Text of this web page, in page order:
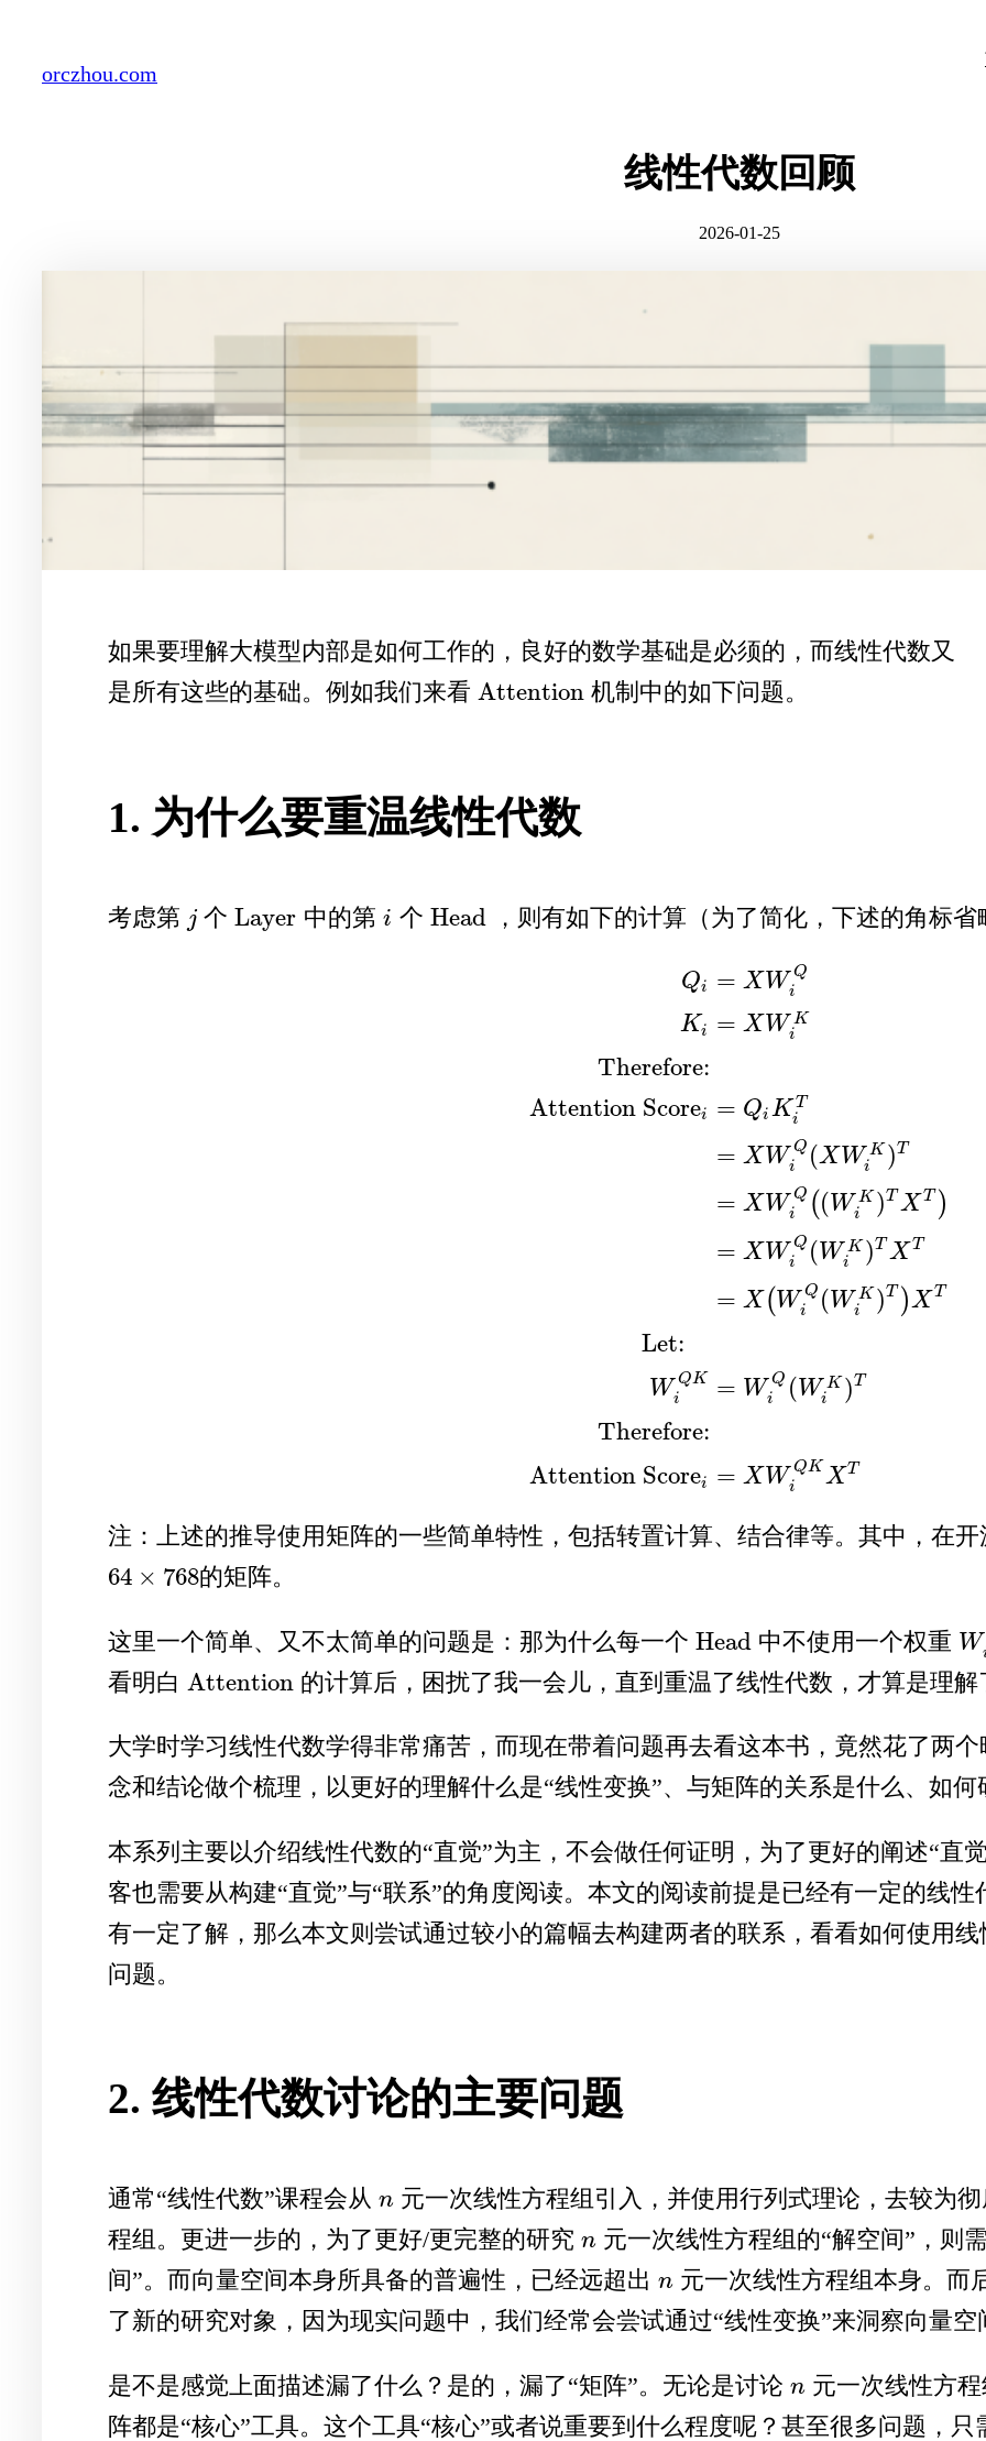
orczhou.com
线性代数回顾
2026-01-25
如果要理解大模型内部是如何工作的，良好的数学基础是必须的，而线性代数又
是所有这些的基础。例如我们来看 Attention
Attention 机制中的如下问题。
1. 为什么要重温线性代数
考虑第 j
j 个Layer
Layer 中的第i
i 个 Head
Head ，则有如下的计算（为了简化，下述的角标省
Qi
Ki
Therefore:
Attention Scorei
Let:
W QK
i
Therefore:
Attention Scorei
= X W Q
i
= X W K
i
= QiK T
i
= X W Q
i
(X W K
i
)T
= X W Q
i
((W K
i
)T X T )
= X W Q
i
(W K
i
)T X T
= X( W Q
i
(W K
i
)T )X T
= W Q
i
(W K
i
)T
= X W QK
i
X T
Therefore: Attention Score
注：上述的推导使用矩阵的一些简单特性，包括转置计算、结合律等。其中，在开
64 × 768
64 ×768 的矩阵。
这里一个简单、又不太简单的问题是：那为什么每一个 Head
Head 中不使用一个权重 W
Wi
看明白 Attention
Attention 的计算后，困扰了我一会儿，直到重温了线性代数，才算是理解
大学时学习线性代数学得非常痛苦，而现在带着问题再去看这本书，竟然花了两
念和结论做个梳理，以更好的理解什么是“线性变换”、与矩阵的关系是什么、如何
本系列主要以介绍线性代数的“直觉”为主，不会做任何证明，为了更好的阐述“直
客也需要从构建“直觉”与“联系”的角度阅读。本文的阅读前提是已经有一定的线
有一定了解，那么本文则尝试通过较小的篇幅去构建两者的联系，看看如何使用
问题。
2. 线性代数讨论的主要问题
通常“线性代数”课程会从 n
n 元一次线性方程组引入，并使用行列式理论，去较为
程组。更进一步的，为了更好/更完整的研究 n
n 元一次线性方程组的“解空间”，则
间”。而向量空间本身所具备的普遍性，已经远超出 n
n 元一次线性方程组本身。而
了新的研究对象，因为现实问题中，我们经常会尝试通过“线性变换”来洞察向量空
是不是感觉上面描述漏了什么？是的，漏了“矩阵”。无论是讨论 n
n 元一次线性方
阵都是“核心”工具。这个工具“核心”或者说重要到什么程度呢？甚至很多问题，